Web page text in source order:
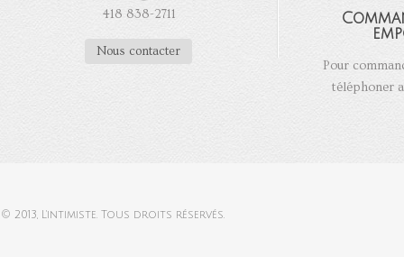
418 838-2711
Nous contacter
Pour
téléphoner
© 2013, L'intimiste. Tous droits réservés.